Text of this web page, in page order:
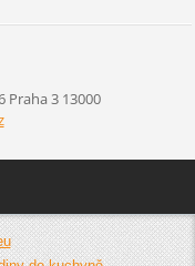
Praha 3 13000